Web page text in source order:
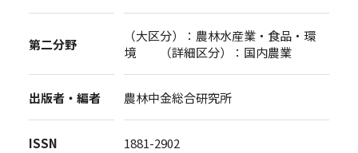
第二分野
（大区分）：農林水産業・食品・環
境 （詳細区分）：国内農業
出版者・編者 農林中金総合研究所
ISSN 1881-2902